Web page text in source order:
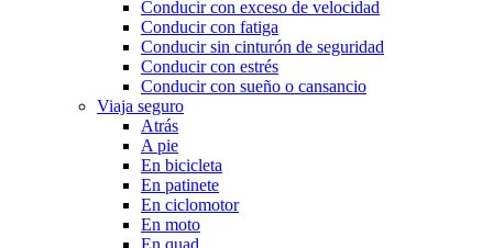
Conducir con exceso de velocidad
Conducir con fatiga
Conducir sin cinturón de seguridad
Conducir con estrés
Conducir con sueño o cansancio
Viaja seguro
Atrás
A pie
En bicicleta
En patinete
En ciclomotor
En moto